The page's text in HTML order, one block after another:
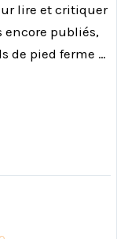
lire et critiquer
encore publiés,
de pied ferme …